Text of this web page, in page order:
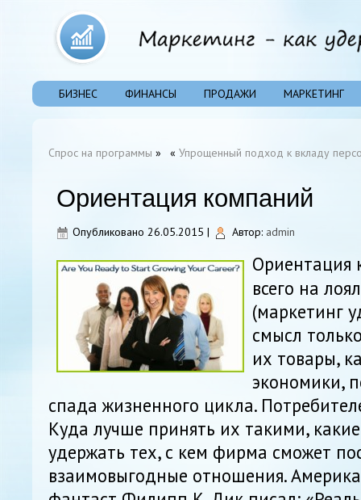
БИЗНЕС ФИНАНСЫ ПРОДАЖИ МАРКЕТИНГ
Спрос на программы » « Упрощенный подход к вкладу
Ориентация компаний
Опубликовано 26.05.2015 | Автор: admin
Ориентация
всего на
(маркетинг
смысл
их товары,
экономики,
спада жизненного цикла.
Куда лучше принять их такими,
удержать тех, с кем фирма сможет
взаимовыгодные отношения.